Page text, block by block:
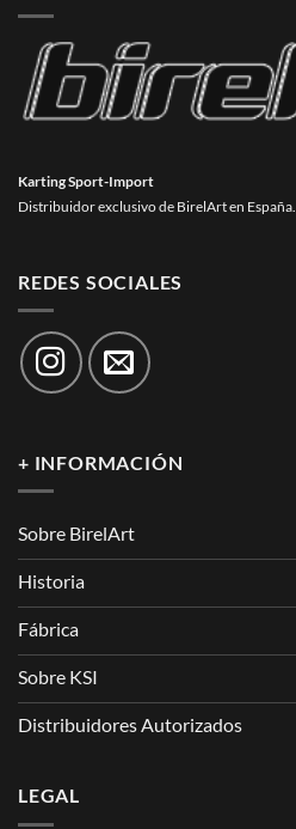
Karting Sport-Import
Distribuidor exclusivo de BirelArt en España.
REDES SOCIALES
+ INFORMACIÓN
Sobre BirelArt
Historia
Fábrica
Sobre KSI
Distribuidores Autorizados
LEGAL